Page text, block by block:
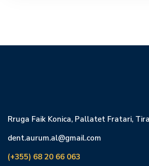
Rruga Faik Konica, Pallatet Fratari,
dent.aurum.al@gmail.com
(+355) 68 20 66 063